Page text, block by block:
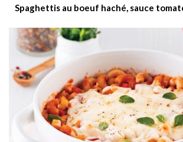
Spaghettis au boeuf haché, sauce